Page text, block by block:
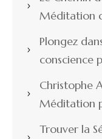
Méditation
Plongez
conscience
Christophe
Méditation
Trouver la